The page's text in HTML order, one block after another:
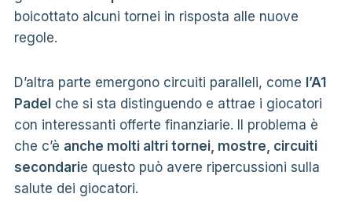
boicottato alcuni tornei in risposta alle nuove
regole.
D’altra parte emergono circuiti paralleli, come l’A1
Padel che si sta distinguendo e attrae i giocatori
con interessanti offerte finanziarie. Il problema è
che c’è anche molti altri tornei, mostre, circuiti
secondarie questo può avere ripercussioni sulla
salute dei giocatori.